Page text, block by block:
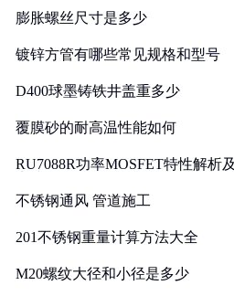
膨胀螺丝尺寸是多少
镀锌方管有哪些常见规格和型号
D400球墨铸铁井盖重多少
覆膜砂的耐高温性能如何
RU7088R功率MOSFET特性解析
不锈钢通风 管道施工
201不锈钢重量计算方法大全
M20螺纹大径和小径是多少